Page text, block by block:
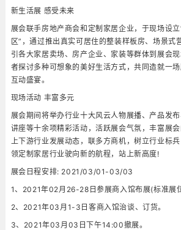
新生活展 感受未来
展会联手房地产商会和定制家居企业，于现场设
区”，通过推出真实可居住的整装样板房、场景式
引各大家居卖场、房产企业、家装等群体到展会
者探讨多种可想象的美好生活方式，共同造就一
互动盛宴。
现场活动 丰富多元
展会期间将举办行业十大风云人物展播、产品发
讲座等十余项精彩活动，活跃展会气氛，丰富展
上下游行业发展动态，联多方商机，树立行业标
领定制家居行业驶向新的航程，站上新高度!
展会日程安排: 2021/03/01-03/03
1、2021年02月26-28日参展商入馆布展(标准展
2、2021年03月1-3日客商入馆治谈、订货。
3、2021年03月03日下午14:00撤展。